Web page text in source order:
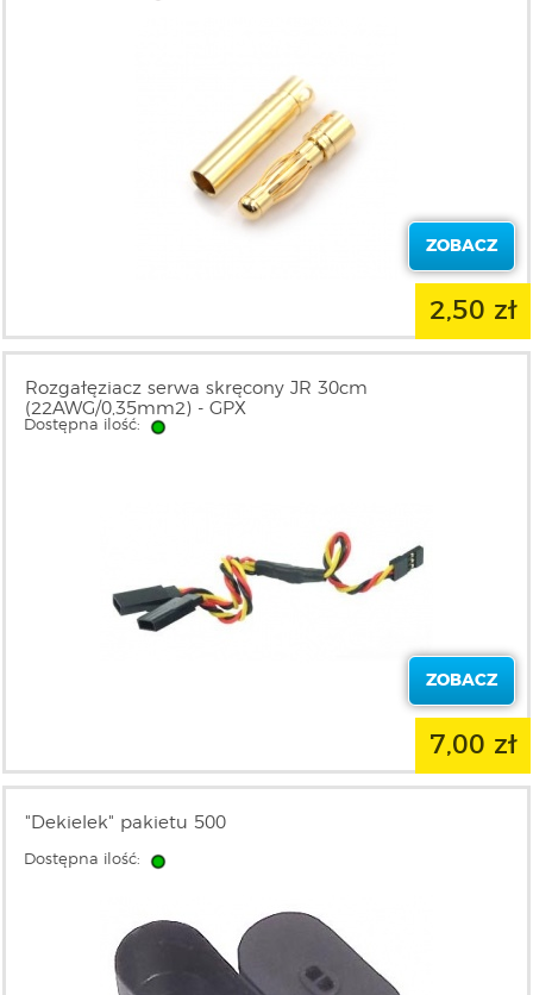
ZOBACZ
2,50 zł
Rozgałęziacz serwa skręcony JR 30cm
(22AWG/0,35mm2) - GPX
Dostępna ilość:
ZOBACZ
7,00 zł
"Dekielek" pakietu 500
Dostępna ilość: